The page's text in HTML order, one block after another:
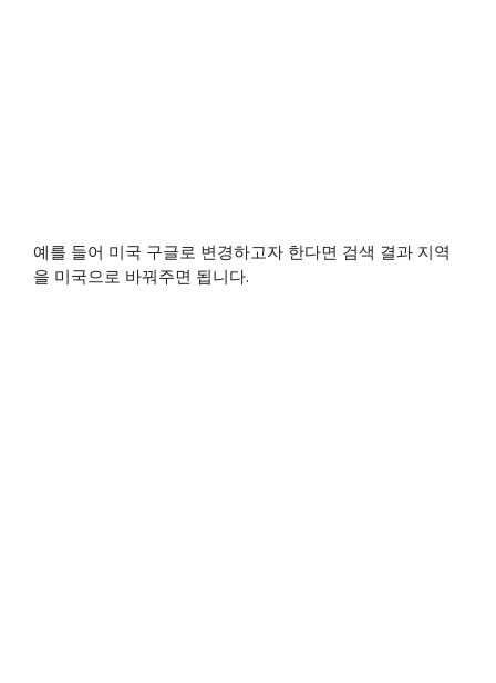
예를 들어 미국 구글로 변경하고자 한다면 검색 결과 지역
을 미국으로 바꿔주면 됩니다.